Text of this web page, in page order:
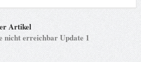
Artikel
nicht erreichbar Update 1